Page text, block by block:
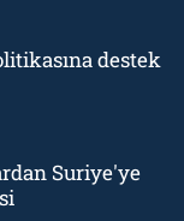
destek
Suriye'ye